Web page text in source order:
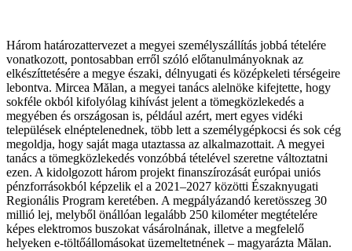
Három határozattervezet a megyei személyszállítás jobbá tételére
vonatkozott, pontosabban erről szóló előtanulmányoknak az
elkészíttetésére a megye északi, délnyugati és középkeleti térségeire
lebontva. Mircea Mălan, a megyei tanács alelnöke kifejtette, hogy
sokféle okból kifolyólag kihívást jelent a tömegközlekedés a
megyében és országosan is, például azért, mert egyes vidéki
települések elnéptelenednek, több lett a személygépkocsi és sok cég
megoldja, hogy saját maga utaztassa az alkalmazottait. A megyei
tanács a tömegközlekedés vonzóbbá tételével szeretne változtatni
ezen. A kidolgozott három projekt finanszírozását európai uniós
pénzforrásokból képzelik el a 2021–2027 közötti Északnyugati
Regionális Program keretében. A megpályázandó keretösszeg 30
millió lej, melyből önállóan legalább 250 kilométer megtételére
képes elektromos buszokat vásárolnának, illetve a megfelelő
helyeken e-töltőállomásokat üzemeltetnének – magyarázta Mălan.